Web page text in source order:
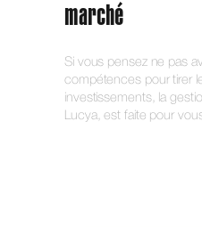
marché
Si vous pensez ne pas
compétences pour tirer
investissements, la
Lucya, est faite pour